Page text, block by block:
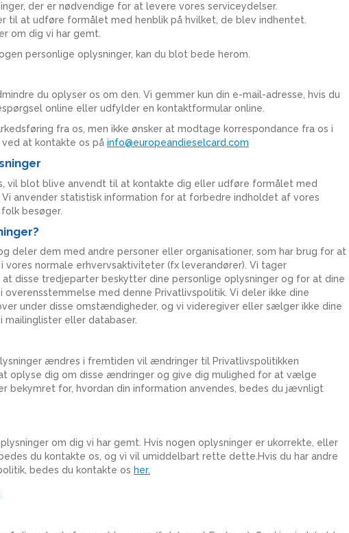
der er nødvendige for at levere vores serviceydelser.
til at udføre formålet med henblik på hvilket, de blev indhentet.
om dig vi har gemt.
personlige oplysninger, kan du blot bede herom.
du oplyser os om den. Vi gemmer kun din e-mail-adresse, hvis du
online eller udfylder en kontaktformular online.
fra os, men ikke ønsker at modtage korrespondance fra os i
at kontakte os på info@europeandieselcard.com
vil blot blive anvendt til at kontakte dig eller udføre formålet med
anvender statistisk information for at forbedre indholdet af vores
besøger.
deler dem med andre personer eller organisationer, som har brug for at
vores normale erhvervsaktiviteter (fx leverandører). Vi tager
disse tredjeparter beskytter dine personlige oplysninger og for at dine
overensstemmelse med denne Privatlivspolitik. Vi deler ikke dine
under disse omstændigheder, og vi videregiver eller sælger ikke dine
eller databaser.
ændres i fremtiden vil ændringer til Privatlivspolitikken
oplyse dig om disse ændringer og give dig mulighed for at vælge
bekymret for, hvordan din information anvendes, bedes du jævnligt
om dig vi har gemt. Hvis nogen oplysninger er ukorrekte, eller
du kontakte os, og vi vil umiddelbart rette dette.Hvis du har andre
bedes du kontakte os her.